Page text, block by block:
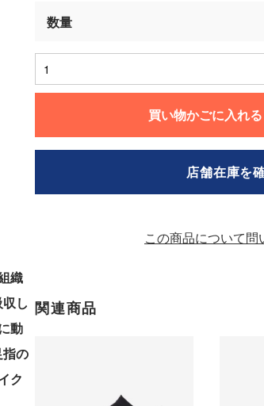
織
し
動
の
ク
買い物かごに入れる
関連商品
この商品について問
店舗在庫を